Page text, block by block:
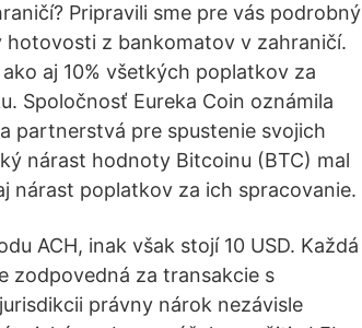
Pripravili sme pre vás podrobný
z bankomatov v zahraničí.
aj 10% všetkých poplatkov za
Spoločnosť Eureka Coin oznámila
partnerstvá pre spustenie svojich
nárast hodnoty Bitcoinu (BTC) mal
nárast poplatkov za ich spracovanie.
ACH, inak však stojí 10 USD. Každá
zodpovedná za transakcie s
právny nárok nezávisle